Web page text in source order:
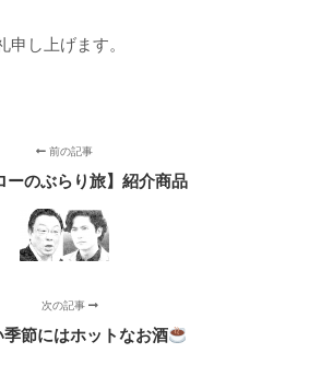
申し上げます。
前の記事
ーのぶらり旅】紹介商品
次の記事
季節にはホットなお酒